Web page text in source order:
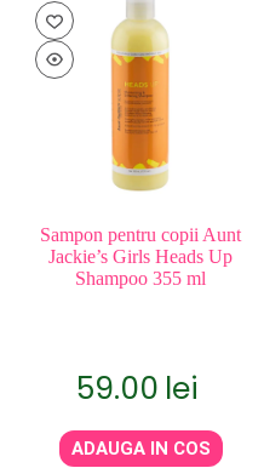
Sampon pentru copii Aunt
Jackie’s Girls Heads Up
Shampoo 355 ml
59.00 lei
ADAUGA IN COS